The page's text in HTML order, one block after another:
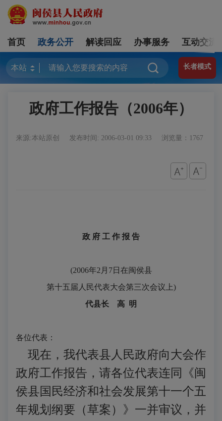
首页 政务公开 解读回应 办事服务 互动交流
长者模式
政府工作报告（2006年）
来源:本站原创 发布时间: 2006-03-01 09:33 浏览量：1767
政 府 工 作 报 告
(2006年2 月 7日在闽侯县
第十五届人民代表大会第三次会议上)
代县长
高 明
各位代表：
现在，我代表县人民政府向大会作
政府工作报告，请各位代表连同《闽
侯县国民经济和社会发展第十一个五
年规划纲要（草案）》一并审议，并